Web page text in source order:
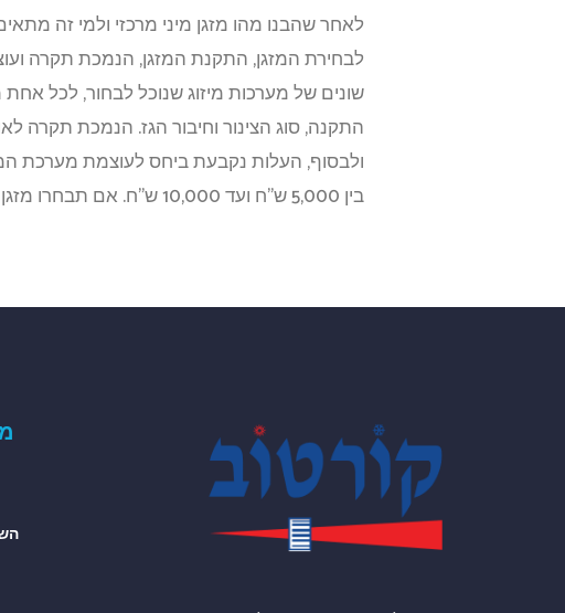
לאחר שהבנו מהו מזגן מיני מרכזי ולמי זה
לבחירת המזגן, התקנת המזגן, הנמכת תקרה
שונים של מערכות מיזוג שנוכל לבחור, לכל
התקנה, סוג הצינור וחיבור הגז. הנמכת תקרה
בין 5,000 ש"ח ועד 10,000 ש"ח. אם תבחרו מזגן יוקרתי, המחיר יכול להגיע גם לכ-30,000 ש"ח.